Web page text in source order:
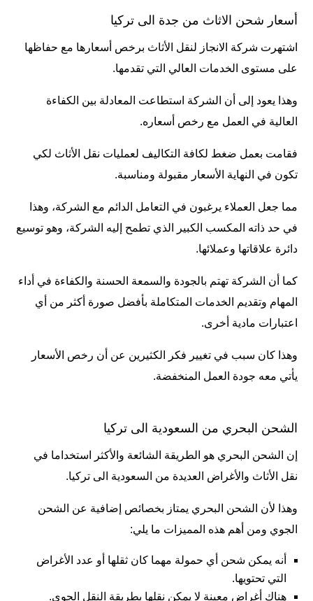
أسعار شحن الاثاث من جدة الى تركيا
اشتهرت شركة الانجاز لنقل الأثاث برخص أسعارها مع حفاظها
على مستوى الخدمات العالي التي تقدمها.
وهذا يعود إلى أن الشركة استطاعت المعادلة بين الكفاءة
العالية في العمل مع رخص أسعاره.
فقامت بعمل ضغط لكافة التكاليف لعمليات نقل الأثاث لكي
تكون في النهاية الأسعار مقبولة ومناسبة.
مما جعل العملاء يرغبون في التعامل الدائم مع الشركة، وهذا
في حد ذاته المكسب الكبير الذي تطمح إليه الشركة، وهو توسيع
دائرة علاقاتها وعملائها.
كما أن الشركة تهتم بالجودة والسمعة الحسنة والكفاءة في أداء
المهام وتقديم الخدمات المتكاملة بأفضل صورة أكثر من أي
اعتبارات مادية أخرى.
وهذا كان سبب في تغيير فكر الكثيرين عن أن رخص الأسعار
يأتي معه جودة العمل المنخفضة.
الشحن البحري من السعودية الى تركيا
إن الشحن البحري هو الطريقة الشائعة والأكثر استخداما في
نقل الأثاث والأغراض العديدة من السعودية الى تركيا.
وهذا لأن الشحن البحري يمتاز بخصائص إضافية عن الشحن
الجوي ومن أهم هذه المميزات ما يلي:
أنه يمكن شحن أي حمولة مهما كان ثقلها أو عدد الأغراض
التي تحتويها.
هناك أغراض معينة لا يمكن نقلها بطريقة النقل الجوي.